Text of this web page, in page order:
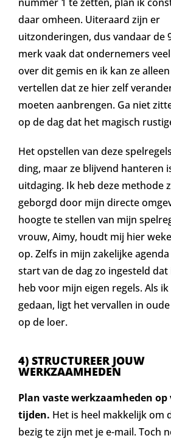
daar omheen. Uiteraard zijn er
uitzonderingen, dus vandaar de
merk vaak dat ondernemers
over dit gemis en ik kan ze
vertellen dat ze hier zelf
moeten aanbrengen. Ga niet
op de dag dat het magisch
Het opstellen van deze
ding, maar ze blijvend hanteren
uitdaging. Ik heb deze methode
geborgd door mijn directe
hoogte te stellen van mijn
vrouw, Aimy, houdt mij hier
op. Zelfs in mijn zakelijke
start van de dag zo ingesteld
heb voor mijn eigen regels. Als
gedaan, ligt het vervallen in
op de loer.
4) STRUCTUREER JOUW
WERKZAAMHEDEN
Plan vaste werkzaamheden op
tijden. Het is heel makkelijk om
bezig te zijn met je e-mail. Toch